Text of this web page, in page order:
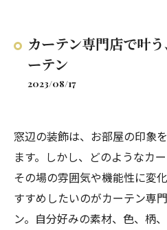
カーテン専門店で叶
ーテン
2023/08/17
窓辺の装飾は、お部屋の印象
ます。しかし、どのようなカ
その場の雰囲気や機能性に変
すすめしたいのがカーテン専
ン。自分好みの素材、色、柄